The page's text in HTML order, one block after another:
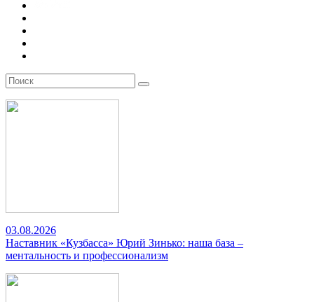
03.08.2026
Наставник «Кузбасса» Юрий Зинько: наша база –
ментальность и профессионализм